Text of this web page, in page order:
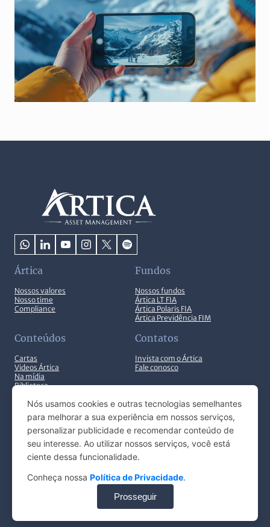
Ártica
Nossos valores
Nosso time
Compliance
Fundos
Nossos fundos
Ártica LT FIA
Ártica Polaris FIA
Ártica Previdência FIM
Conteúdos
Cartas
Videos Ártica
Na mídia
Biblioteca
Contatos
Invista com o Ártica
Fale conosco
© ARTICA INVESTIMENTOS 2025. TODOS OS DIREITOS
RESERVADOS.
Configurações de cookies EN
Nós usamos cookies e outras tecnologias semelhantes
para melhorar a sua experiência em nossos serviços,
personalizar publicidade e recomendar conteúdo de
seu interesse. Ao utilizar nossos serviços, você está
ciente dessa funcionalidade.
Conheça nossa Política de Privacidade.
Prosseguir